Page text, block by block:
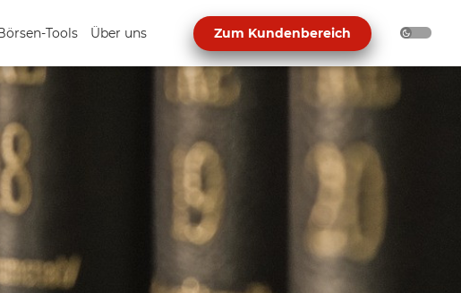
Tools Über uns Zum Kundenbereich